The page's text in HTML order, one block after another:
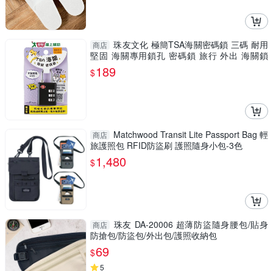
商店 珠友文化 極簡TSA海關密碼鎖 三碼 耐用
堅固 海關專用鎖孔 密碼鎖 旅行 外出 海關鎖
【愛買】
$189
商店
Matchwood Transit Lite Passport Bag 輕
旅護照包 RFID防盜刷 護照隨身小包-3色
$1,480
商店
珠友 DA-20006 超薄防盜隨身腰包/貼身
防搶包/防盜包/外出包/護照收納包
$69
5